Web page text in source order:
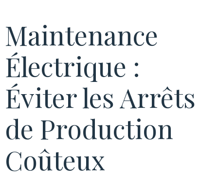
Maintenance
Électrique :
Éviter les Arrêts
de Production
Coûteux